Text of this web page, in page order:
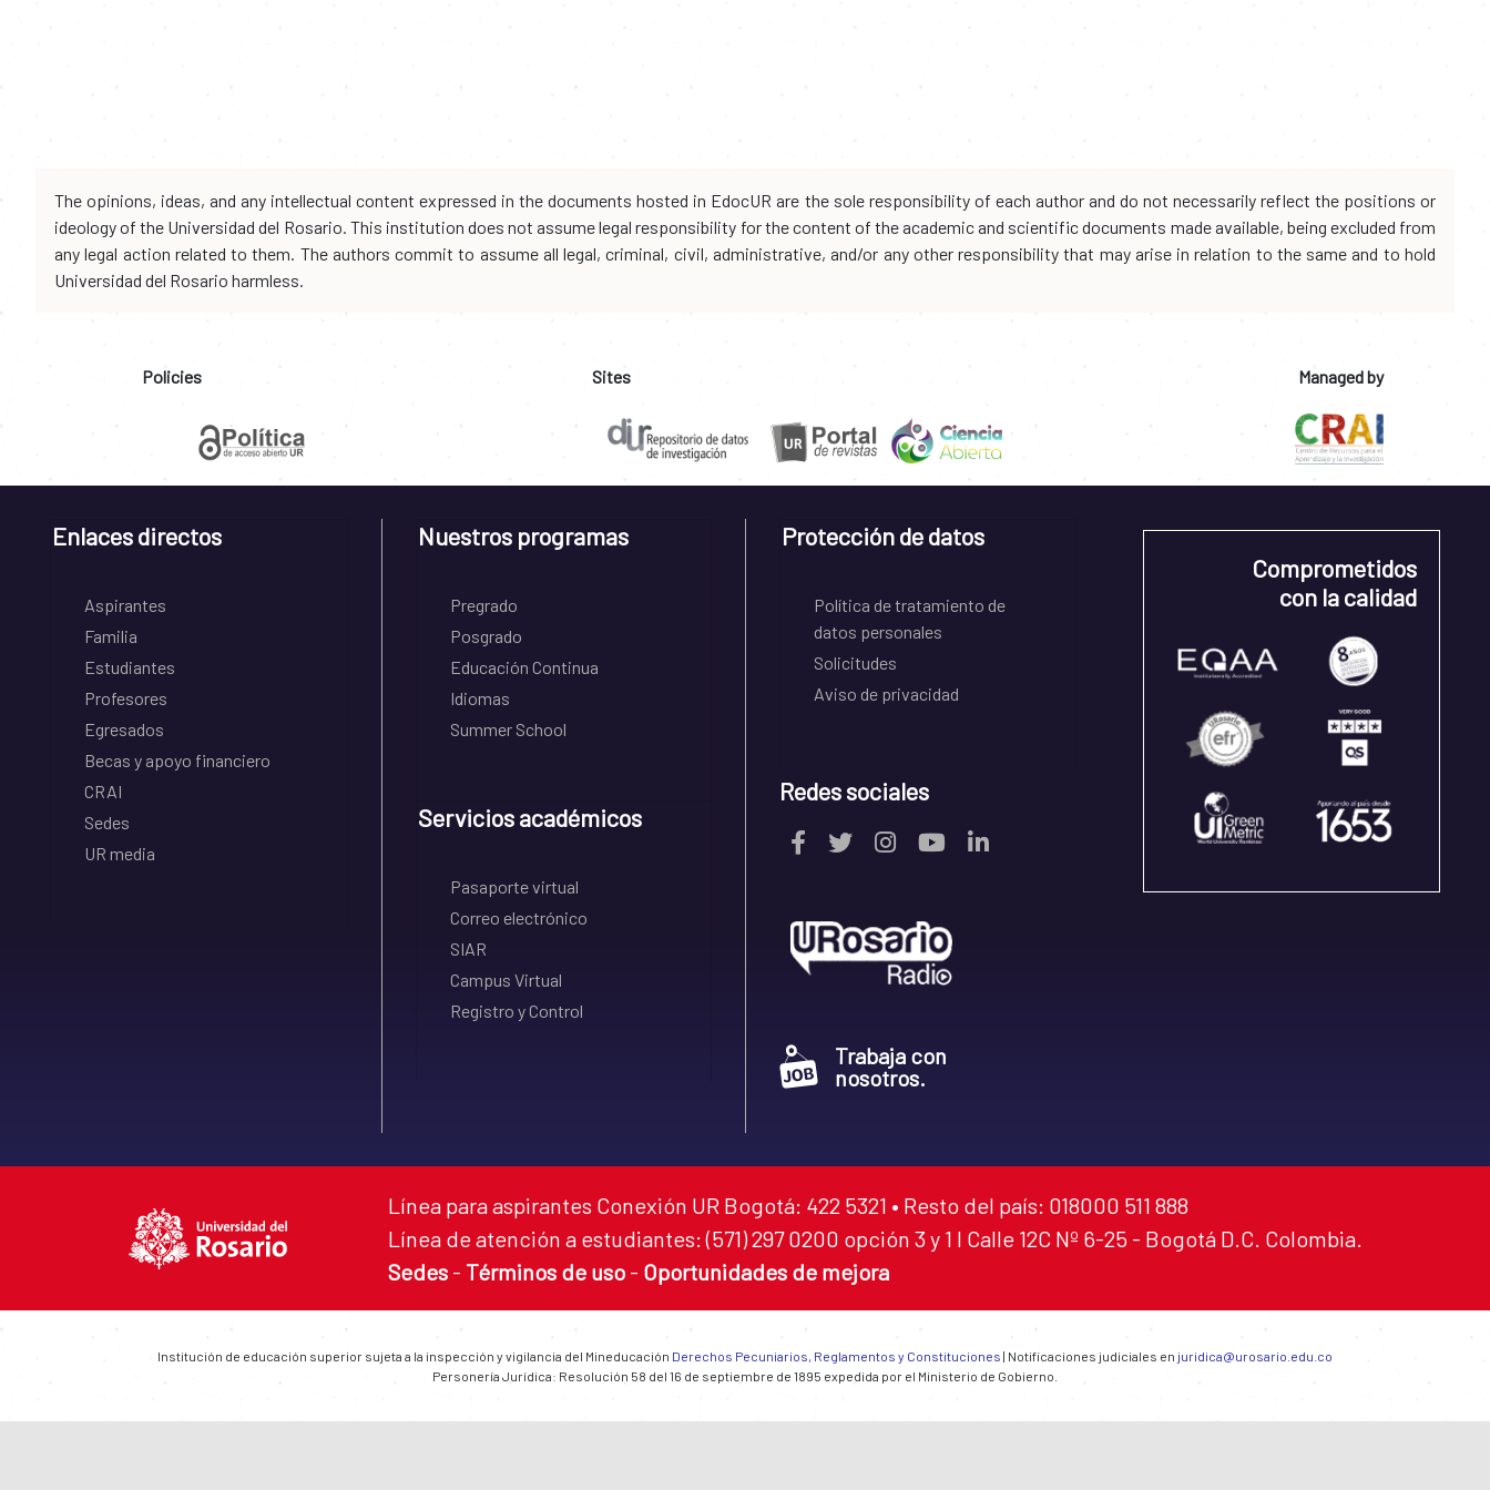
The opinions, ideas, and any intellectual content expressed in the documents hosted in EdocUR are the sole responsibility of each author and do not necessarily reflect the positions or
ideology of the Universidad del Rosario. This institution does not assume legal responsibility for the content of the academic and scientific documents made available, being excluded from
any legal action related to them. The authors commit to assume all legal, criminal, civil, administrative, and/or any other responsibility that may arise in relation to the same and to hold
Universidad del Rosario harmless.
Policies Sites Managed by
Enlaces directos
Aspirantes
Familia
Estudiantes
Profesores
Egresados
Becas y apoyo financiero
CRAI
Sedes
UR media
Nuestros programas
Pregrado
Posgrado
Educación Continua
Idiomas
Summer School
Servicios académicos
Pasaporte virtual
Correo electrónico
SIAR
Campus Virtual
Registro y Control
Protección de datos
Política de tratamiento de
datos personales
Solicitudes
Aviso de privacidad
Redes sociales
Trabaja con
nosotros.
Comprometidos
con la calidad
Línea para aspirantes Conexión UR Bogotá: 422 5321 • Resto del país: 018000 511 888
Línea de atención a estudiantes: (571) 297 0200 opción 3 y 1 I Calle 12C Nº 6-25 - Bogotá D.C. Colombia.
Sedes - Términos de uso - Oportunidades de mejora
Institución de educación superior sujeta a la inspección y vigilancia del Mineducación Derechos Pecuniarios, Reglamentos y Constituciones | Notificaciones judiciales en juridica@urosario.edu.co
Personería Jurídica: Resolución 58 del 16 de septiembre de 1895 expedida por el Ministerio de Gobierno.